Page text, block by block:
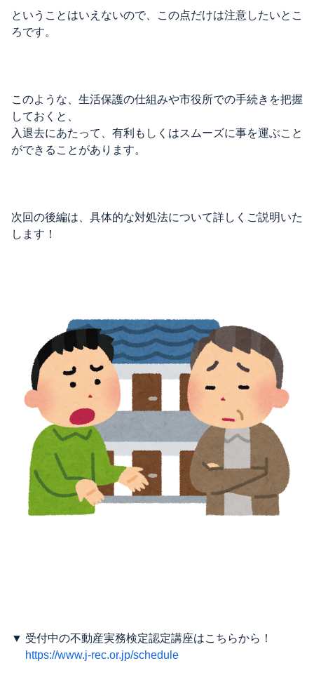
ということはいえないので、この点だけは注意したいとこ
ろです。
このような、生活保護の仕組みや市役所での手続きを把握
しておくと、
入退去にあたって、有利もしくはスムーズに事を運ぶこと
ができることがあります。
次回の後編は、具体的な対処法について詳しくご説明いた
します！
▼ 受付中の不動産実務検定認定講座はこちらから！
https://www.j-rec.or.jp/schedule